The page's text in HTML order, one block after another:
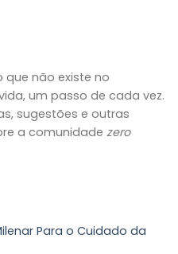
não existe no
um passo de cada vez.
sugestões e outras
a comunidade zero
Para o Cuidado da